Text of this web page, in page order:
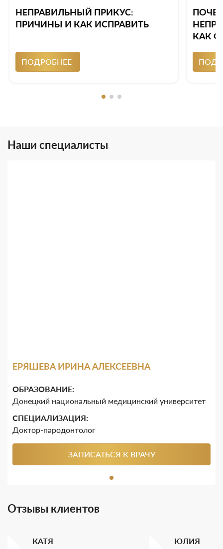
НЕПРАВИЛЬНЫЙ ПРИКУС:
ПРИЧИНЫ И КАК ИСПРАВИТЬ
ПОДРОБНЕЕ
КАК
Наши специалисты
ЕРЯШЕВА ИРИНА АЛЕКСЕЕВНА
ОБРАЗОВАНИЕ:
Донецкий национальный медицинский университет
CПЕЦИАЛИЗАЦИЯ:
Доктор-пародонтолог
ЗАПИСАТЬСЯ К ВРАЧУ
Отзывы клиентов
КАТЯ ЮЛИЯ